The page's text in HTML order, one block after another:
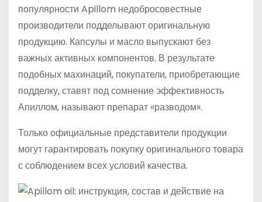
популярности Apillom недобросовестные
производители подделывают оригинальную
продукцию. Капсулы и масло выпускают без
важных активных компонентов. В результате
подобных махинаций, покупатели, приобретающие
подделку, ставят под сомнение эффективность
Апиллом, называют препарат «разводом».
Только официальные представители продукции
могут гарантировать покупку оригинального товара
с соблюдением всех условий качества.